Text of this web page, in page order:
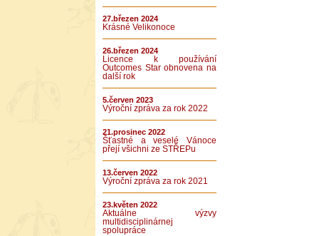
27.březen 2024
Krásné Velikonoce
26.březen 2024
Licence k používání
Outcomes Star obnovena na
další rok
5.červen 2023
Výroční zpráva za rok 2022
21.prosinec 2022
Šťastné a veselé Vánoce
přejí všichni ze STŘEPu
13.červen 2022
Výroční zpráva za rok 2021
23.květen 2022
Aktuálne výzvy
multidisciplinárnej
spolupráce